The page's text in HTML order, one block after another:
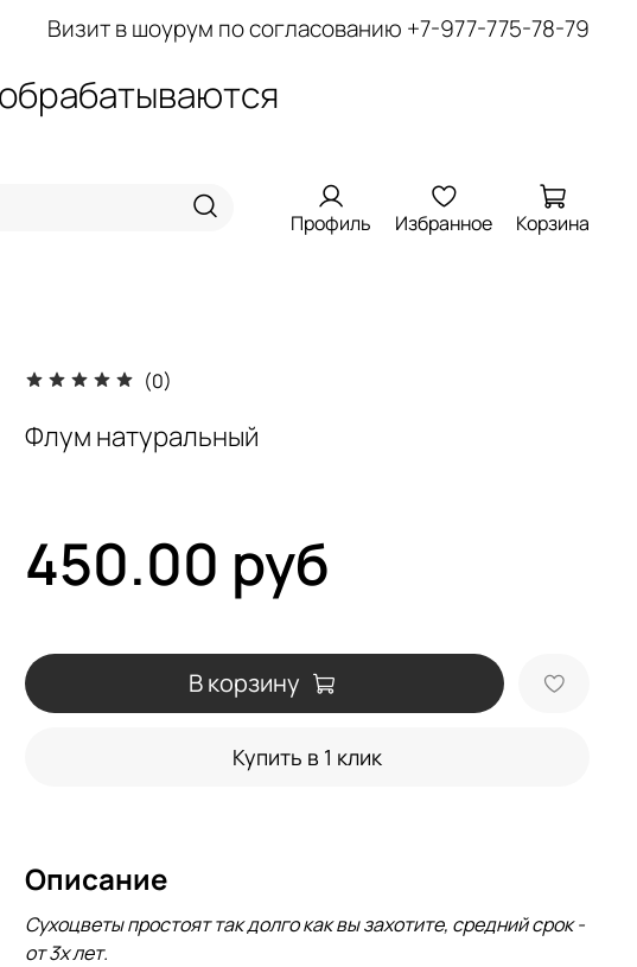
Визит в шоурум по согласованию +7-977-775-78-79
Профиль Избранное Корзина
(0)
Флум натуральный
450.00 руб
В корзину
Купить в 1 клик
Описание
Сухоцветы простоят так долго как вы захотите, cредний срок -
от 3х лет.